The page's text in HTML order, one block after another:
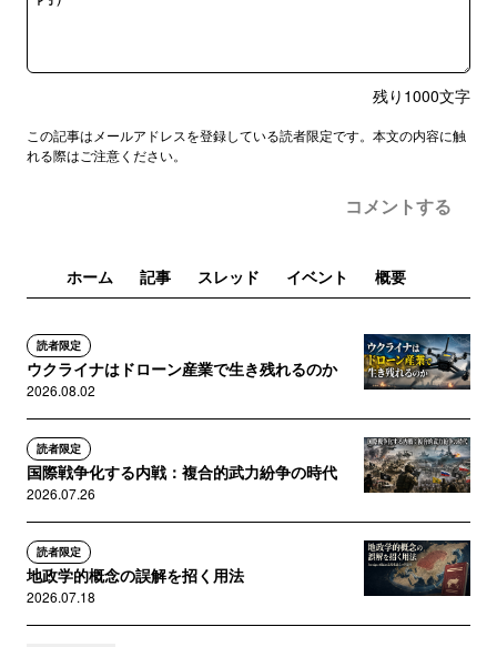
残り 1000文字
この記事はメールアドレスを登録している読者限定です。本文の内容に触
れる際はご注意ください。
コメントする
ホーム 記事 スレッド イベント 概要
読者限定
ウクライナはドローン産業で生き残れるのか
2026.08.02
読者限定
国際戦争化する内戦：複合的武力紛争の時代
2026.07.26
読者限定
地政学的概念の誤解を招く用法
2026.07.18